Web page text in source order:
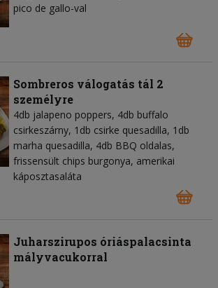
pico de gallo-val
Sombreros válogatás tál 2
személyre
4db jalapeno poppers, 4db buffalo
csirkeszárny, 1db csirke quesadilla, 1db
marha quesadilla, 4db BBQ oldalas,
frissensült chips burgonya, amerikai
káposztasaláta
Juharszirupos óriáspalacsinta
mályvacukorral